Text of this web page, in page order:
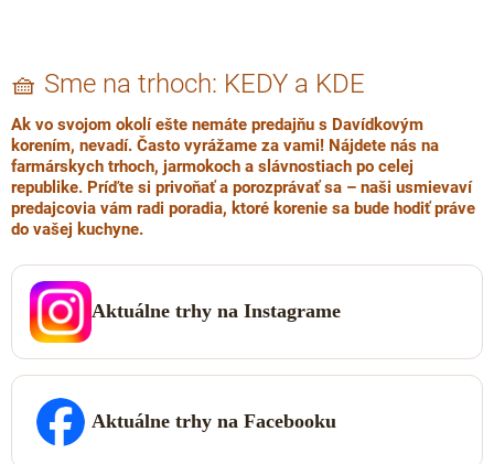
MYJAVA partnerská prodejna
PARTIZÁNSKÉ partnerská prodejna
POLTÁR partnerská prodejna
POVAŽSKÁ BYSTRICA - Potraviny ve dvore
1. mája 4, Považská Bystrica, 017 01
REVÚCA partnerská prodejna
RIMAVSKÁ SOBOTA partnerská prodejna
ROŽŇAVA partnerská prodejna
SABINOV partnerská prodejna
🧺 Sme na trhoch: KEDY a KDE
Ak vo svojom okolí ešte nemáte predajňu s Davídkovým
korením, nevadí. Často vyrážame za vami! Nájdete nás na
farmárskych trhoch, jarmokoch a slávnostiach po celej
republike. Príďte si privoňať a porozprávať sa – naši usmievaví
predajcovia vám radi poradia, ktoré korenie sa bude hodiť práve
do vašej kuchyne.
Aktuálne trhy na Instagrame
Aktuálne trhy na Facebooku